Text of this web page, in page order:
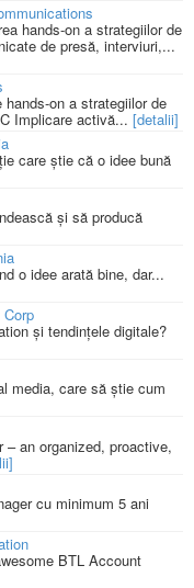
hands-on a strategiilor de
de presă, interviuri,...
on a strategiilor de
Implicare activă... [detalii]
care știe că o idee bună
și să producă
o idee arată bine, dar...
și tendințele digitale?
media, care să știe cum
– an organized, proactive,
cu minimum 5 ani
BTL Account